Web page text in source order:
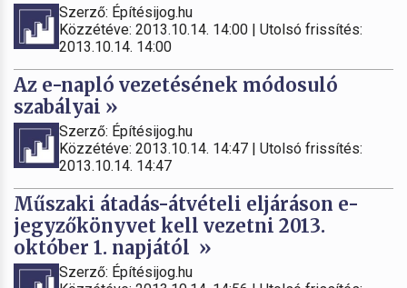
Szerző: Építésijog.hu
Közzétéve: 2013.10.14. 14:00 | Utolsó frissítés:
2013.10.14. 14:00
Az e-napló vezetésének módosuló
szabályai »
Szerző: Építésijog.hu
Közzétéve: 2013.10.14. 14:47 | Utolsó frissítés:
2013.10.14. 14:47
Műszaki átadás-átvételi eljáráson e-
jegyzőkönyvet kell vezetni 2013.
október 1. napjától »
Szerző: Építésijog.hu